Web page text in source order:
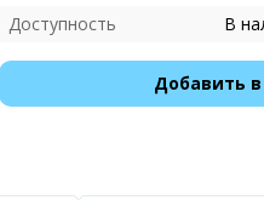
Доступность
В
Добавить